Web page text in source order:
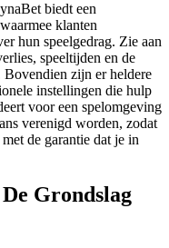
biedt een
klanten
hun speelgedrag. Zie aan
speeltijden en de
zijn er heldere
instellingen die hulp
voor een spelomgeving
verenigd worden, zodat
de garantie dat je in
Grondslag